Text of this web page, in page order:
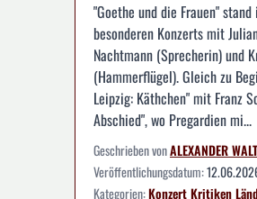
"Goethe und die Frauen"
besonderen Konzerts mit
Nachtmann (Sprecherin) und
(Hammerflügel). Gleich zu
Leipzig: Käthchen" mit Franz
Abschied", wo Pregardien mi...
Geschrieben vonALEXANDER
Veröffentlichungsdatum:
Kategorien:KonzertKritiken